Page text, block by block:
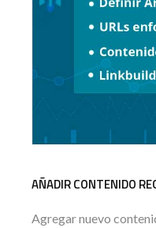
AÑADIR CONTENIDO
Agregar nuevo